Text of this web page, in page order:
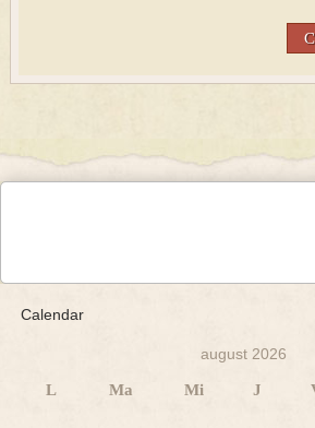
Calendar
august 2026
L Ma Mi J